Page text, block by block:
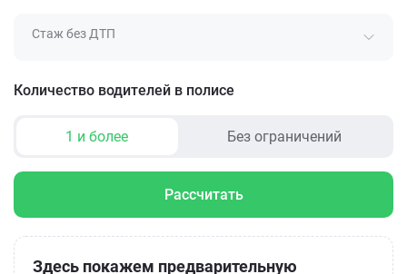
Стаж без ДТП
Количество водителей в полисе
1 и более Без ограничений
Рассчитать
Здесь покажем предварительную